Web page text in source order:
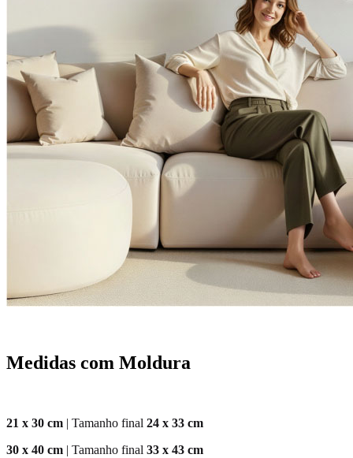
Medidas com Moldura
21 x 30 cm | Tamanho final 24 x 33 cm
30 x 40 cm | Tamanho final 33 x 43 cm